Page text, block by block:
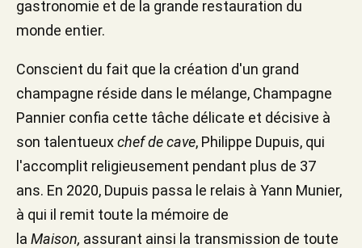
gastronomie et de la grande restauration du
monde entier.
Conscient du fait que la création d'un grand
champagne réside dans le mélange, Champagne
Pannier confia cette tâche délicate et décisive à
son talentueuxchef de cave, Philippe Dupuis, qui
l'accomplit religieusement pendant plus de 37
ans. En 2020, Dupuis passa le relais à Yann Munier,
à qui il remit toute la mémoire de
la Maison, assurant ainsi la transmission de toute